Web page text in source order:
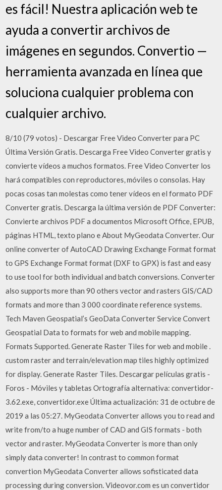
es fácil! Nuestra aplicación web te
ayuda a convertir archivos de
imágenes en segundos. Convertio —
herramienta avanzada en línea que
soluciona cualquier problema con
cualquier archivo.
8/10 (79 votos) - Descargar Free Video Converter para PC
Última Versión Gratis. Descarga Free Video Converter gratis y
convierte vídeos a muchos formatos. Free Video Converter los
hará compatibles con reproductores, móviles o consolas. Hay
pocas cosas tan molestas como tener vídeos en el formato PDF
Converter gratis. Descarga la última versión de PDF Converter:
Convierte archivos PDF a documentos Microsoft Office, EPUB,
páginas HTML, texto plano e About MyGeodata Converter. Our
online converter of AutoCAD Drawing Exchange Format format
to GPS Exchange Format format (DXF to GPX) is fast and easy
to use tool for both individual and batch conversions. Converter
also supports more than 90 others vector and rasters GIS/CAD
formats and more than 3 000 coordinate reference systems.
Tech Maven Geospatial’s GeoData Converter Service Convert
Geospatial Data to formats for web and mobile mapping.
Formats Supported. Generate Raster Tiles for web and mobile .
custom raster and terrain/elevation map tiles highly optimized
for display. Generate Raster Tiles. Descargar películas gratis -
Foros - Móviles y tabletas Ortografía alternativa: convertidor-
3.62.exe, convertidor.exe Última actualización: 31 de octubre de
2019 a las 05:27. MyGeodata Converter allows you to read and
write from/to a huge number of CAD and GIS formats - both
vector and raster. MyGeodata Converter is more than only
simply data converter! In contrast to common format
convertion MyGeodata Converter allows sofisticated data
processing during conversion. Videovor.com es un convertidor